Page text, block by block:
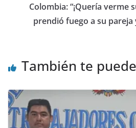
Colombia: “¡Quería verme
prendió fuego a su
También te